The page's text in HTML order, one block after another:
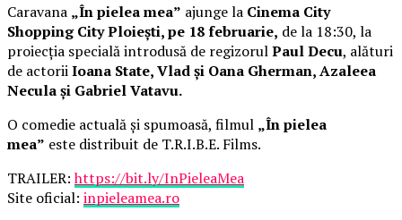
Caravana „În pielea mea” ajunge la Cinema City
Shopping City Ploiești, pe 18 februarie, de la 18:30, la
proiecția specială introdusă de regizorulPaul Decu, alături
de actoriiIoana State, Vlad și Oana Gherman, Azaleea
Necula și Gabriel Vatavu.
O comedie actuală și spumoasă, filmul „În pielea
mea” este distribuit de T.R.I.B.E. Films.
TRAILER:https://bit.ly/InPieleaMea
Site oficial: inpieleamea.ro